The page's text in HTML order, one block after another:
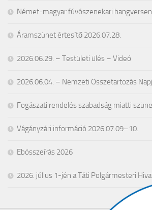
Német-magyar fúvószenekari
Áramszünet értesítő 2026.07.28.
2026.06.29. – Testületi ülés – Videó
2026.06.04. – Nemzeti Összetartozás
Fogászati rendelés szabadság miatti
Vágányzári információ 2026.07.09–10.
Ebösszeírás 2026
2026. július 1-jén a Táti Polgármesteri